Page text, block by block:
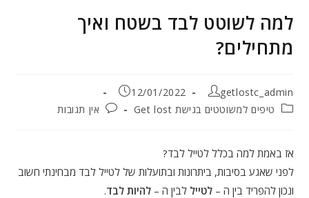
למה לשוטט לבד בשטח ואיך
מתחילים?
מחבר:
getlostc_admin פורסם:
12/01/2022
קטגוריה:טיפים למשוטטים בגישת Get lost תגובות:אין תגובות
אז באמת למה בכלל לטייל לבד?
לפני שאגע בסיבות, ביתרונות ובתועלות של לטייל לבד מבחינתי חשוב
ונכון להפריד בין ה –לטייל לבין ה –להיות לבד.